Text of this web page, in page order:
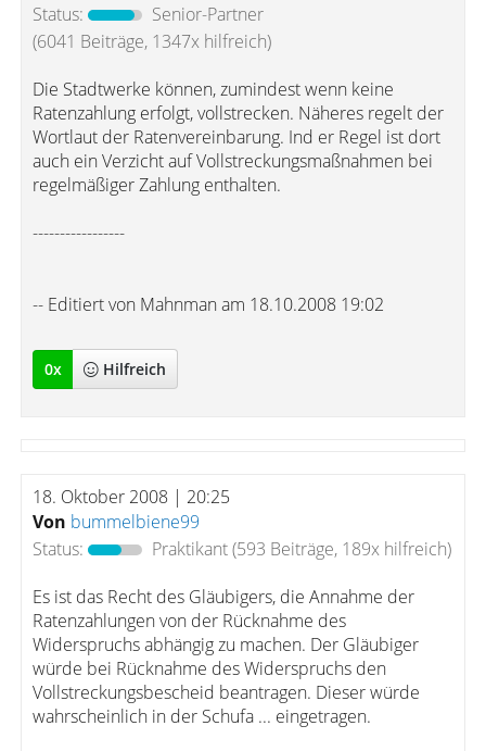
Status:
Senior-Partner
(6041 Beiträge, 1347x hilfreich)
Die Stadtwerke können, zumindest wenn keine
Ratenzahlung erfolgt, vollstrecken. Näheres regelt der
Wortlaut der Ratenvereinbarung. Ind er Regel ist dort
auch ein Verzicht auf Vollstreckungsmaßnahmen bei
regelmäßiger Zahlung enthalten.
-----------------
-- Editiert von Mahnman am 18.10.2008 19:02
0x Hilfreich
18. Oktober 2008 | 20:25
Von bummelbiene99
Status:
Praktikant(593 Beiträge, 189x hilfreich)
Es ist das Recht des Gläubigers, die Annahme der
Ratenzahlungen von der Rücknahme des
Widerspruchs abhängig zu machen. Der Gläubiger
würde bei Rücknahme des Widerspruchs den
Vollstreckungsbescheid beantragen. Dieser würde
wahrscheinlich in der Schufa ... eingetragen.